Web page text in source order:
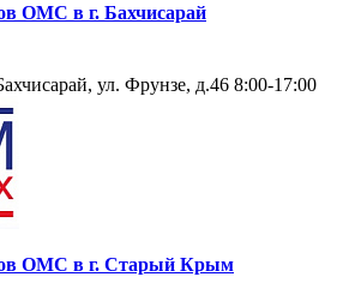
ОМС в г. Бахчисарай
ул. Фрунзе, д.46 8:00-17:00
ОМС в г. Старый Крым